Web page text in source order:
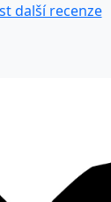
další recenze